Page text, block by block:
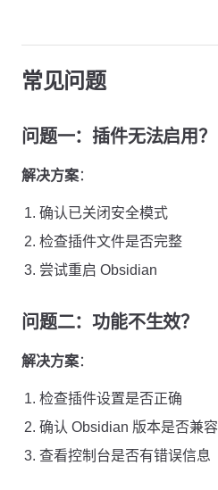
常见问题
问题一：插件无法启用？
解决方案：
确认已关闭安全模式
检查插件文件是否完整
尝试重启 Obsidian
问题二：功能不生效？
解决方案：
检查插件设置是否正确
确认 Obsidian 版本是否兼容
查看控制台是否有错误信息